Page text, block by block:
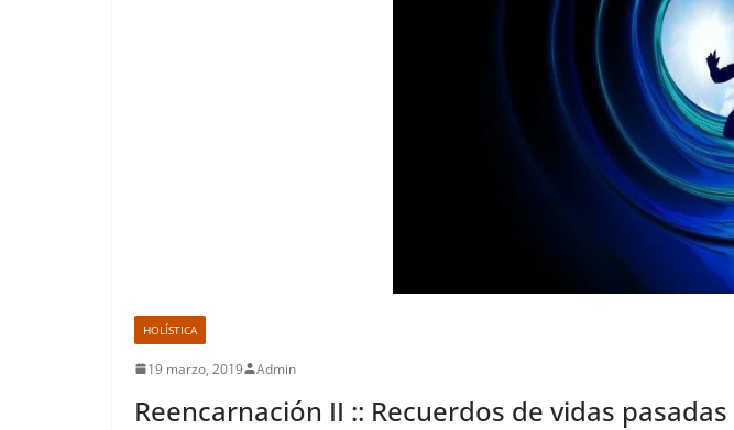
HOLÍSTICA
19 marzo, 2019 Admin
Reencarnación II :: Recuerdos de vidas pasadas